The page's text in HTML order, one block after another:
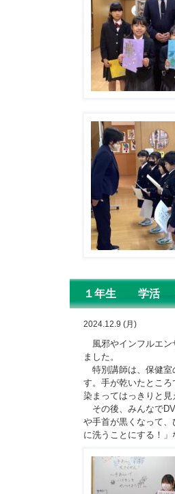
１年生 学活
2024.12.9 (月)
風邪やインフルエン
ました。
特別講師は、保健室
す。手が乾いたとこ
染まってはっきりと
その後、みんなで
や手首が黒くなって
に洗うことにする！